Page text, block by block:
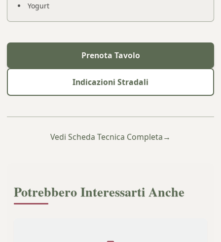
Yogurt
Prenota Tavolo
Indicazioni Stradali
Vedi Scheda Tecnica Completa→
Potrebbero Interessarti Anche